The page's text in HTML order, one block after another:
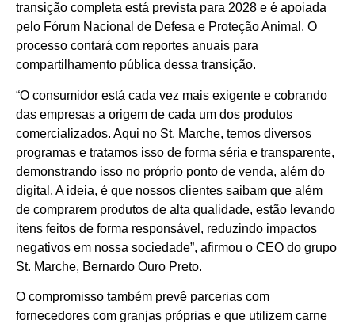
transição completa está prevista para 2028 e é apoiada
pelo Fórum Nacional de Defesa e Proteção Animal. O
processo contará com reportes anuais para
compartilhamento pública dessa transição.
“O consumidor está cada vez mais exigente e cobrando
das empresas a origem de cada um dos produtos
comercializados. Aqui no St. Marche, temos diversos
programas e tratamos isso de forma séria e transparente,
demonstrando isso no próprio ponto de venda, além do
digital. A ideia, é que nossos clientes saibam que além
de comprarem produtos de alta qualidade, estão levando
itens feitos de forma responsável, reduzindo impactos
negativos em nossa sociedade”, afirmou o CEO do grupo
St. Marche, Bernardo Ouro Preto.
O compromisso também prevê parcerias com
fornecedores com granjas próprias e que utilizem carne